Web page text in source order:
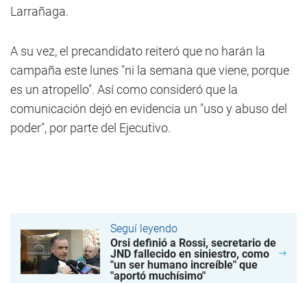
Larrañaga.
A su vez, el precandidato reiteró que no harán la
campaña este lunes "ni la semana que viene, porque
es un atropello". Así como consideró que la
comunicación dejó en evidencia un "uso y abuso del
poder", por parte del Ejecutivo.
Seguí leyendo
Orsi definió a Rossi, secretario de
JND fallecido en siniestro, como
"un ser humano increíble" que
"aportó muchísimo"